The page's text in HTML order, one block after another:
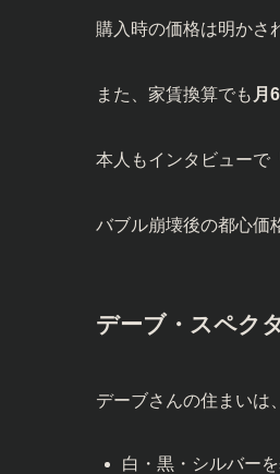
購入時の価格は明かさ
また、家賃換算でも 月
本人もインタビューで
バブル崩壊後の都心価
デーブ・スペク
デーブさんの住まいは、
白・黒・シルバー